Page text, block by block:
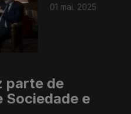
01 mai. 2025
parte de
Sociedade e